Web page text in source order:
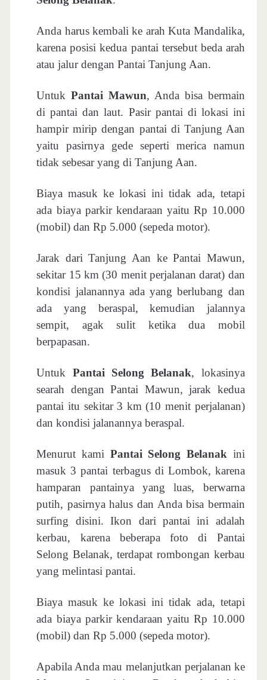
Anda harus kembali ke arah Kuta Mandalika,
karena posisi kedua pantai tersebut beda arah
atau jalur dengan Pantai Tanjung Aan.
UntukPantai Mawun, Anda bisa bermain
di pantai dan laut. Pasir pantai di lokasi ini
hampir mirip dengan pantai di Tanjung Aan
yaitu pasirnya gede seperti merica namun
tidak sebesar yang di Tanjung Aan.
Biaya masuk ke lokasi ini tidak ada, tetapi
ada biaya parkir kendaraan yaitu Rp 10.000
(mobil) dan Rp 5.000 (sepeda motor).
Jarak dari Tanjung Aan ke Pantai Mawun,
sekitar 15 km (30 menit perjalanan darat) dan
kondisi jalanannya ada yang berlubang dan
ada yang beraspal, kemudian jalannya
sempit, agak sulit ketika dua mobil
berpapasan.
Untuk Pantai Selong Belanak, lokasinya
searah dengan Pantai Mawun, jarak kedua
pantai itu sekitar 3 km (10 menit perjalanan)
dan kondisi jalanannya beraspal.
Menurut kami Pantai Selong Belanak ini
masuk 3 pantai terbagus di Lombok, karena
hamparan pantainya yang luas, berwarna
putih, pasirnya halus dan Anda bisa bermain
surfing disini. Ikon dari pantai ini adalah
kerbau, karena beberapa foto di Pantai
Selong Belanak, terdapat rombongan kerbau
yang melintasi pantai.
Biaya masuk ke lokasi ini tidak ada, tetapi
ada biaya parkir kendaraan yaitu Rp 10.000
(mobil) dan Rp 5.000 (sepeda motor).
Apabila Anda mau melanjutkan perjalanan ke